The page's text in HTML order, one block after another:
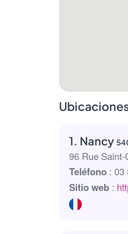
1. Nancy
96 Rue Saint-
Teléfono: 03
Sitio web: